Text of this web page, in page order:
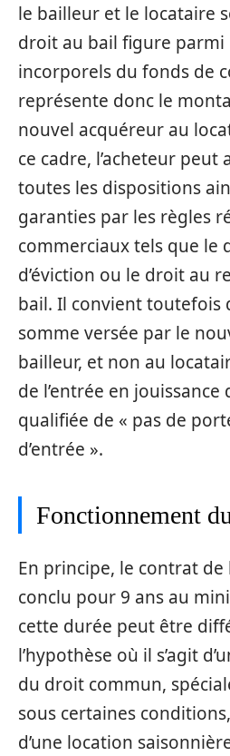
le bailleur et le locataire
droit au bail figure parmi
incorporels du fonds de
représente donc le
nouvel acquéreur au
ce cadre, l’acheteur peut
toutes les dispositions
garanties par les règles
commerciaux tels que le
d’éviction ou le droit au
bail. Il convient toutefois
somme versée par le
bailleur, et non au
de l’entrée en jouissance
qualifiée de « pas de
d’entrée ».
Fonctionnement
En principe, le contrat
conclu pour 9 ans au
cette durée peut être
l’hypothèse où il s’agit
du droit commun,
sous certaines conditions,
d’une location